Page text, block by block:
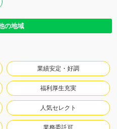
の地域
業績安定・好調
福利厚生充実
人気セレクト
業務委託可